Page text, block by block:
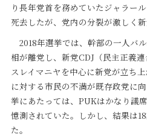
り長年党首を務めていたジャラー
死去したが、党内の分裂が激しく
2018年選挙では、幹部の一人バ
相が離党し、新党CDJ（民主正義
スレイマニヤを中心に新党が立ち
に対する市民の不満が既存政党に
挙にあたっては、PUKはかなり議
憶測されていた。しかし、結果は
た。